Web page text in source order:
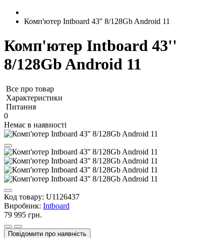
Комп'ютер Intboard 43'' 8/128Gb Android 11
Комп'ютер Intboard 43''
8/128Gb Android 11
Все про товар
Характеристики
Питання
0
Немає в наявності
Код товару: U1126437
Виробник: Intboard
79 995 грн.
Повідомити про наявність